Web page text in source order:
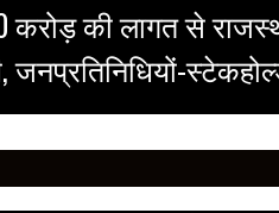
करोड़ की लागत से
जनप्रतिनिधियों-
BREAKING NEWS